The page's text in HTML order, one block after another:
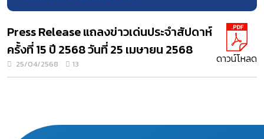
Press Release แถลงข่าวเด่นประจำสัปดาห์
ครั้งที่ 15 ปี 2568 วันที่ 25 เมษายน 2568
25/04/2568 13 ดาวน์โหลด